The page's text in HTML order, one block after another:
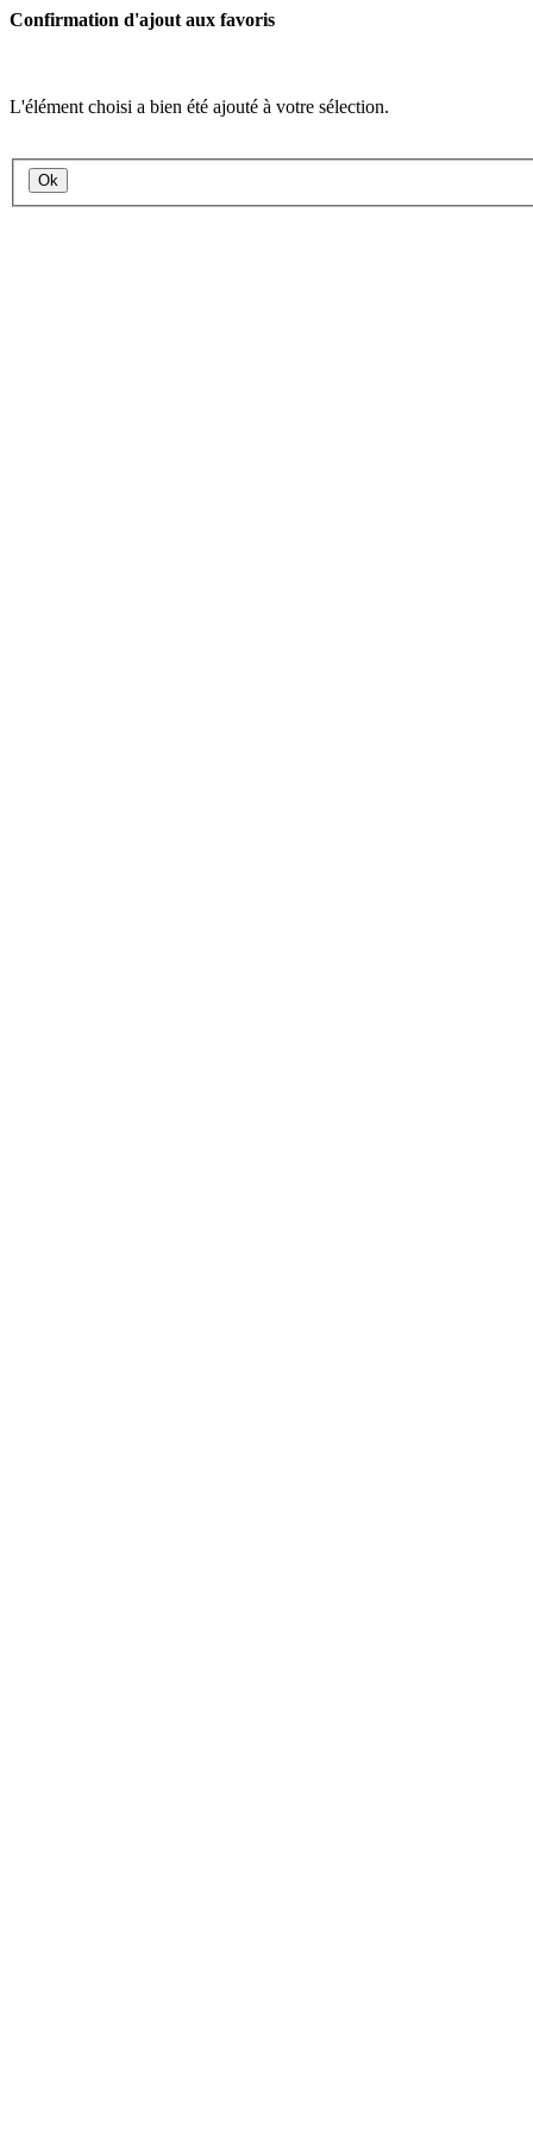
Confirmation d'ajout aux favoris
L'élément choisi a bien été ajouté à votre sélection.